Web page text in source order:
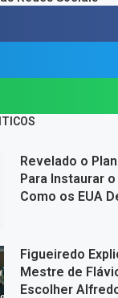
Revelado o
Para Instaurar
Como os EUA
Figueiredo
Mestre de
Escolher